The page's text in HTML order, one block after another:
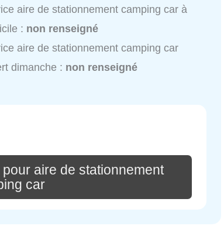
aire de stationnement camping car à
: non renseigné
aire de stationnement camping car
dimanche : non renseigné
aire de stationnement
car